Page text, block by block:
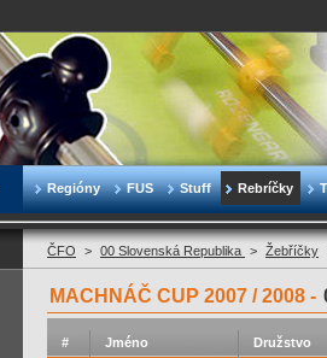
Regióny FUS Stuff Rebríčky
ČFO > 00 Slovenská Republika > Žebříčky
MACHNÁČ CUP 2007 / 2008 -
# Jméno Družstvo